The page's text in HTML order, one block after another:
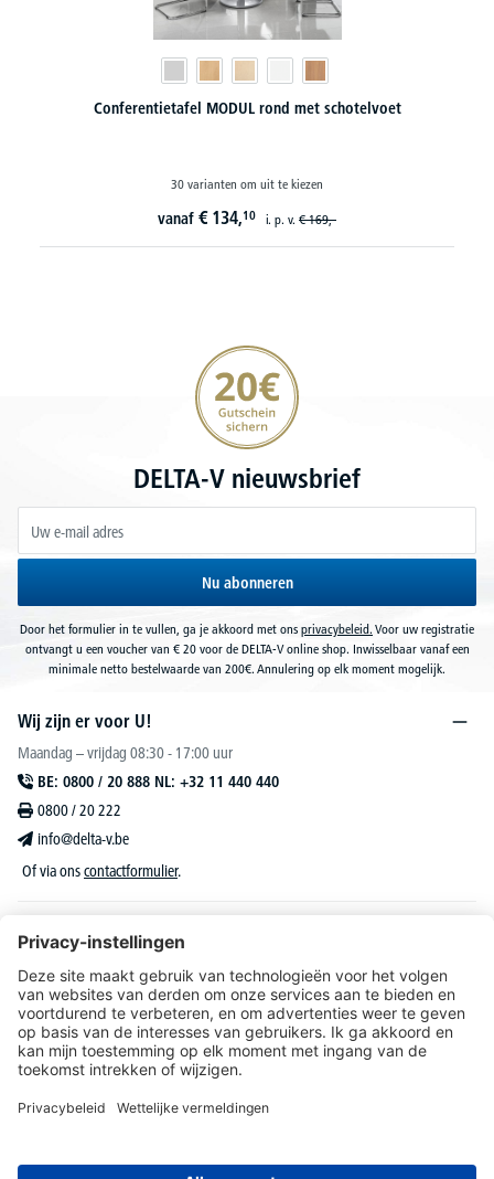
Conferentietafel MODUL rond met schotelvoet
30 varianten om uit te kiezen
vanaf € 134,10 i. p. v. € 169,-
20€ korting verzekeren
DELTA-V nieuwsbrief
Nu abonneren
Door het formulier in te vullen, ga je akkoord met ons privacybeleid. Voor uw registratie
ontvangt u een voucher van € 20 voor de DELTA-V online shop. Inwisselbaar vanaf een
minimale netto bestelwaarde van 200€. Annulering op elk moment mogelijk.
Wij zijn er voor U!
Maandag – vrijdag 08:30 - 17:00 uur
BE: 0800 / 20 888 NL: +32 11 440 440
0800 / 20 222
info@delta-v.be
Of via onscontactformulier.
DELTA-V Lucas
Klantenservice
Over DELTA-V